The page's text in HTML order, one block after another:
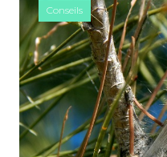
Conseils